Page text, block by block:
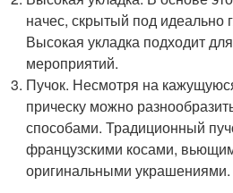
начес, скрытый под идеально
Высокая укладка подходит
мероприятий.
Пучок. Несмотря на
прическу можно
способами. Традиционный
французскими косами,
оригинальными украшениями.